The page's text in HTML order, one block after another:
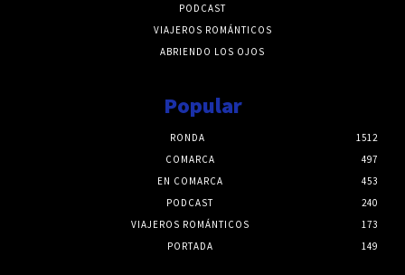
PODCAST
VIAJEROS ROMÁNTICOS
ABRIENDO LOS OJOS
Popular
RONDA
1512
COMARCA
497
EN COMARCA
453
PODCAST
240
VIAJEROS ROMÁNTICOS
173
PORTADA
149